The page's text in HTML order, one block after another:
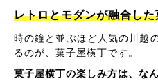
レトロとモダンが融合し
時の鐘と並ぶほど人気の川越
るのが、菓子屋横丁です。
菓子屋横丁の楽しみ方は、な